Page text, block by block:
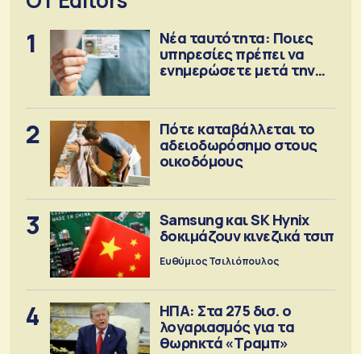
1
Νέα ταυτότητα: Ποιες
υπηρεσίες πρέπει να
ενημερώσετε μετά την
2
Πότε καταβάλλεται το
αδειοδωρόσημο στους
οικοδόμους
3
Samsung και SK Hynix
δοκιμάζουν κινεζικά τσιπ
Ευθύμιος Τσιλιόπουλος
4
ΗΠΑ: Στα 275 δισ. ο
λογαριασμός για τα
θωρηκτά «Τραμπ»